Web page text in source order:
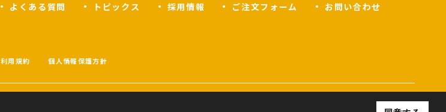
よくある質問
トピックス 採用情報 ご注文フォーム お問い合わせ
利用規約 個人情報保護方針